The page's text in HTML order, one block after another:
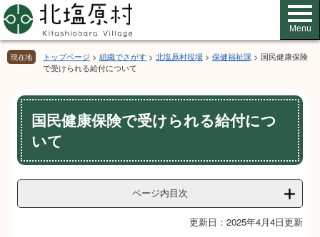
ペ
ー
ジ
の
先
メ
ニ
ュ
ー
を
Menu
現在地 トップページ > 組織でさがす > 北塩原村役場 > 保健福祉課 > 国民健康保険
で受けられる給付について
本
文
国民健康保険で受けられる給付につ
いて
ページ内目次
更新日：2025年4月4日更新